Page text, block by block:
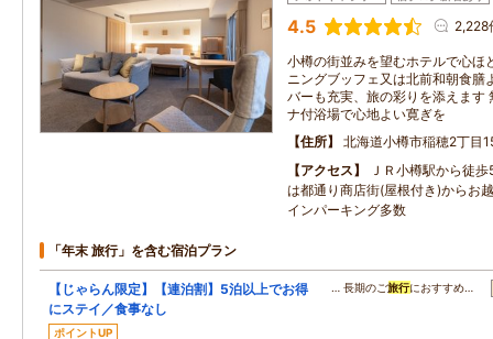
4.5 2,228
小樽の街並みを望むホテルで心ほ
ニングブッフェ又は北前和朝食膳
バーも充実、旅の彩りを添えます
ナ付浴場で心地よい寛ぎを
住所
北海道小樽市稲穂2丁目
アクセス
ＪＲ小樽駅から徒
は都通り商店街(屋根付き)からお
インパーキング多数
「年末 旅行」を含む宿泊プラン
【じゃらん限定】【連泊割】5泊以上でお得
にステイ／食事なし
ポイントUP
… 長期のご旅行におすすめ…